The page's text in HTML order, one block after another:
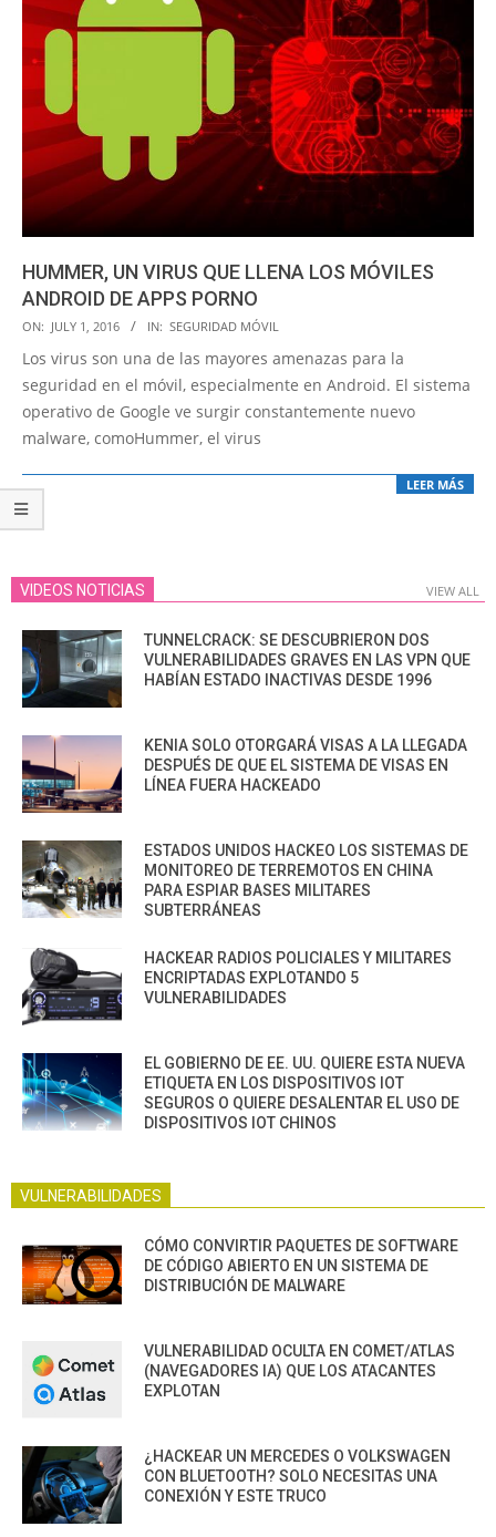
HUMMER, UN VIRUS QUE LLENA LOS MÓVILES
ANDROID DE APPS PORNO
2016-
07-
01
ON: JULY 1, 2016 IN: SEGURIDAD MÓVIL
Los virus son una de las mayores amenazas para la
seguridad en el móvil, especialmente en Android. El sistema
operativo de Google ve surgir constantemente nuevo
malware, comoHummer, el virus
LEER MÁS
VIDEOS NOTICIAS VIEW ALL
TUNNELCRACK: SE DESCUBRIERON DOS
VULNERABILIDADES GRAVES EN LAS VPN QUE
HABÍAN ESTADO INACTIVAS DESDE 1996
KENIA SOLO OTORGARÁ VISAS A LA LLEGADA
DESPUÉS DE QUE EL SISTEMA DE VISAS EN
LÍNEA FUERA HACKEADO
ESTADOS UNIDOS HACKEO LOS SISTEMAS DE
MONITOREO DE TERREMOTOS EN CHINA
PARA ESPIAR BASES MILITARES
SUBTERRÁNEAS
HACKEAR RADIOS POLICIALES Y MILITARES
ENCRIPTADAS EXPLOTANDO 5
VULNERABILIDADES
EL GOBIERNO DE EE. UU. QUIERE ESTA NUEVA
ETIQUETA EN LOS DISPOSITIVOS IOT
SEGUROS O QUIERE DESALENTAR EL USO DE
DISPOSITIVOS IOT CHINOS
VULNERABILIDADES
CÓMO CONVIRTIR PAQUETES DE SOFTWARE
DE CÓDIGO ABIERTO EN UN SISTEMA DE
DISTRIBUCIÓN DE MALWARE
VULNERABILIDAD OCULTA EN COMET/ATLAS
(NAVEGADORES IA) QUE LOS ATACANTES
EXPLOTAN
¿HACKEAR UN MERCEDES O VOLKSWAGEN
CON BLUETOOTH? SOLO NECESITAS UNA
CONEXIÓN Y ESTE TRUCO